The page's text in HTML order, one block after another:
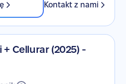
Kontakt z nami
+ Cellurar (2025) -